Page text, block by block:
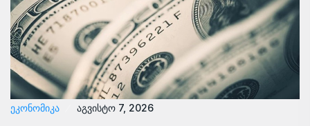
ᲔᲙᲝᲜᲝᲛᲘᲙᲐ აგვისტო 7, 2026